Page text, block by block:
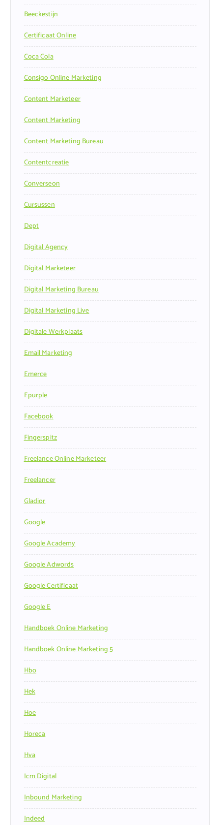
Beeckestijn
Certificaat Online
Coca Cola
Consigo Online Marketing
Content Marketeer
Content Marketing
Content Marketing Bureau
Contentcreatie
Converseon
Cursussen
Dept
Digital Agency
Digital Marketeer
Digital Marketing Bureau
Digital Marketing Live
Digitale Werkplaats
Email Marketing
Emerce
Epurple
Facebook
Fingerspitz
Freelance Online Marketeer
Freelancer
Gladior
Google
Google Academy
Google Adwords
Google Certificaat
Google E
Handboek Online Marketing
Handboek Online Marketing 5
Hbo
Hek
Hoe
Horeca
Hva
Icm Digital
Inbound Marketing
Indeed